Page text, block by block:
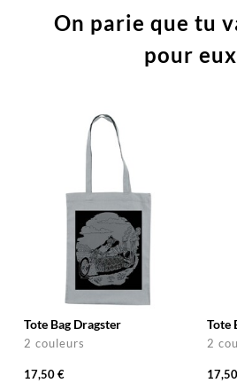
On parie que tu
pour
Tote Bag Dragster
2 couleurs
17,50 €
Tote
2